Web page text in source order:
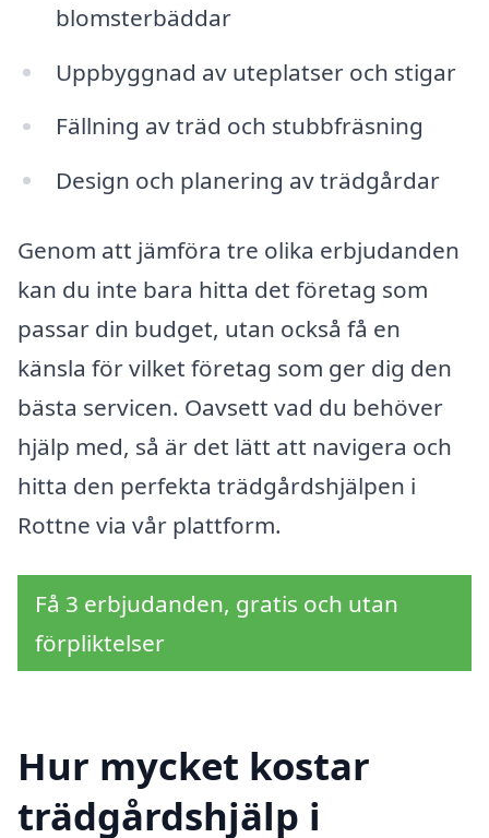
blomsterbäddar
Uppbyggnad av uteplatser och stigar
Fällning av träd och stubbfräsning
Design och planering av trädgårdar
Genom att jämföra tre olika erbjudanden
kan du inte bara hitta det företag som
passar din budget, utan också få en
känsla för vilket företag som ger dig den
bästa servicen. Oavsett vad du behöver
hjälp med, så är det lätt att navigera och
hitta den perfekta trädgårdshjälpen i
Rottne via vår plattform.
Få 3 erbjudanden, gratis och utan
förpliktelser
Hur mycket kostar
trädgårdshjälp i